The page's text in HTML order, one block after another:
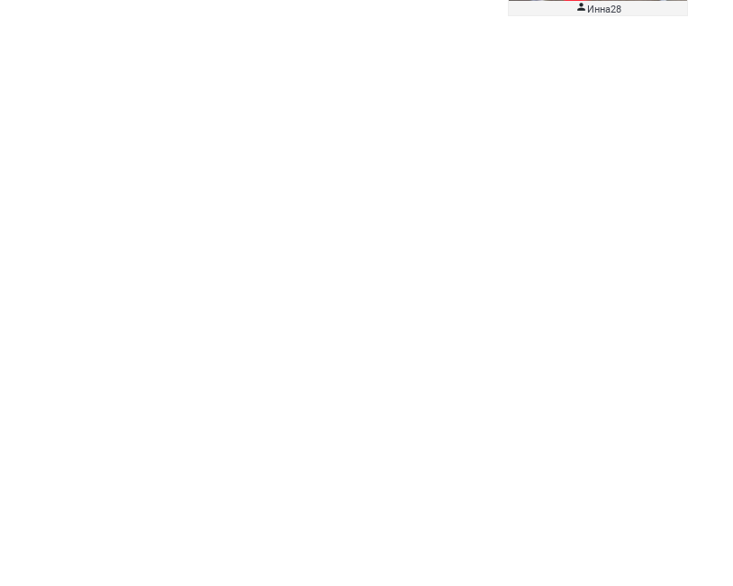
 Инна28